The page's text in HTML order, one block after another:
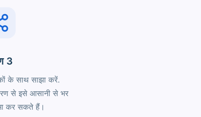
3
के साथ साझा करें.
से इसे आसानी से भर
कर सकते हैं।